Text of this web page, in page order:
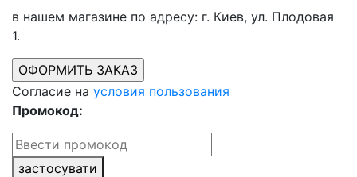
в нашем магазине по адресу: г. Киев, ул. Плодовая
1.
Согласие на условия пользования
Промокод:
застосувати